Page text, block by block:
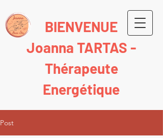
BIENVENUE
Joanna TARTAS -
Thérapeute
Energétique
Post